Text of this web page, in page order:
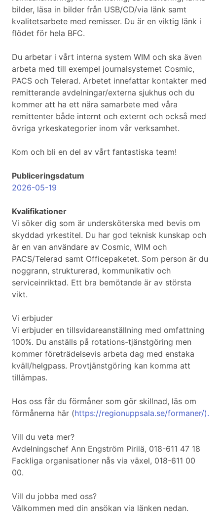
bilder, läsa in bilder från USB/CD/via länk samt
kvalitetsarbete med remisser. Du är en viktig länk i
flödet för hela BFC.
Du arbetar i vårt interna system WIM och ska även
arbeta med till exempel journalsystemet Cosmic,
PACS och Telerad. Arbetet innefattar kontakter med
remitterande avdelningar/externa sjukhus och du
kommer att ha ett nära samarbete med våra
remittenter både internt och externt och också med
övriga yrkeskategorier inom vår verksamhet.
Kom och bli en del av vårt fantastiska team!
Publiceringsdatum
2026-05-19
Kvalifikationer
Vi söker dig som är undersköterska med bevis om
skyddad yrkestitel. Du har god teknisk kunskap och
är en van användare av Cosmic, WIM och
PACS/Telerad samt Officepaketet. Som person är du
noggrann, strukturerad, kommunikativ och
serviceinriktad. Ett bra bemötande är av största
vikt.
Vi erbjuder
Vi erbjuder en tillsvidareanställning med omfattning
100%. Du anställs på rotations-tjänstgöring men
kommer företrädelsevis arbeta dag med enstaka
kväll/helgpass. Provtjänstgöring kan komma att
tillämpas.
Hos oss får du förmåner som gör skillnad, läs om
förmånerna här (https://regionuppsala.se/formaner/).
Vill du veta mer?
Avdelningschef Ann Engström Pirilä, 018-611 47 18
Fackliga organisationer nås via växel, 018-611 00
00.
Vill du jobba med oss?
Välkommen med din ansökan via länken nedan.